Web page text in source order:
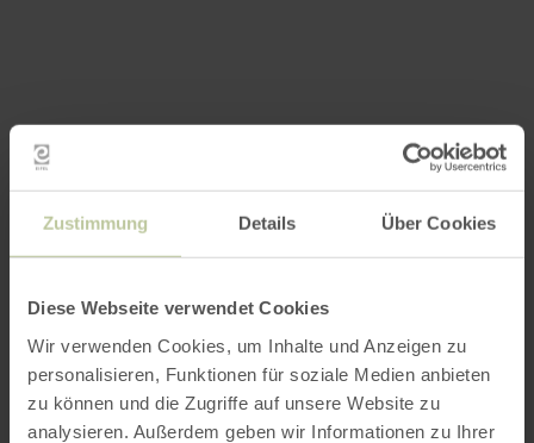
Zustimmung Details Über Cookies
Diese Webseite verwendet Cookies
Wir verwenden Cookies, um Inhalte und Anzeigen zu
personalisieren, Funktionen für soziale Medien anbieten
zu können und die Zugriffe auf unsere Website zu
analysieren. Außerdem geben wir Informationen zu Ihrer